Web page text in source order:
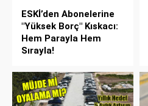
ESKİ’den Abonelerine
"Yüksek Borç" Kıskacı:
Hem Parayla Hem
Sırayla!